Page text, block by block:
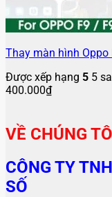
Thay màn hình Oppo
Được xếp hạng 5 5
400.000₫
VỀ CHÚNG
CÔNG TY
SỐ